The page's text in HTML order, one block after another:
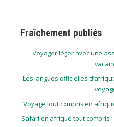
Fraîchement publiés
Voyager léger avec une
Les langues officielles
Voyage tout compris en
Safari en afrique tout compris